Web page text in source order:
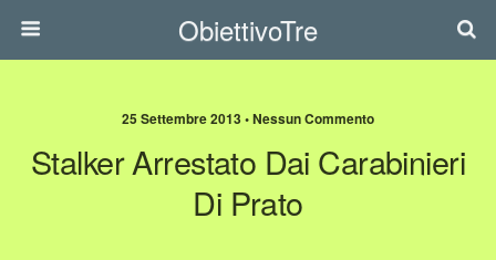
ObiettivoTre
25 Settembre 2013 • Nessun Commento
Stalker Arrestato Dai Carabinieri
Di Prato